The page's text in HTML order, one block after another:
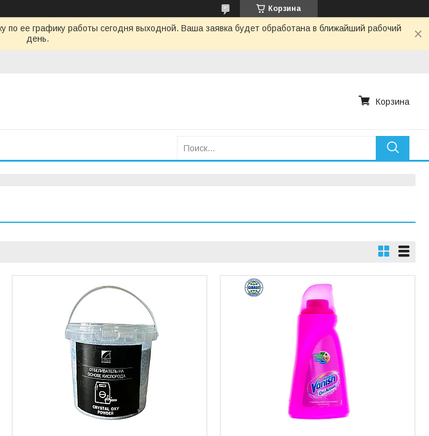
Корзина
по ее графику работы сегодня выходной. Ваша заявка будет обработана в ближайший рабочий
день.
Корзина